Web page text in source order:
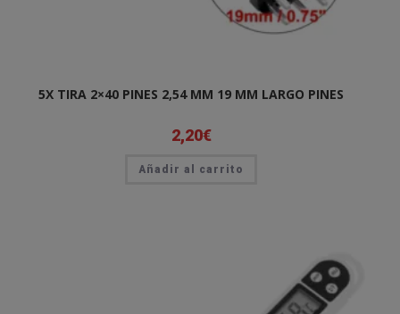
5X TIRA 2×40 PINES 2,54 MM 19 MM LARGO PINES
2,20€
Añadir al carrito